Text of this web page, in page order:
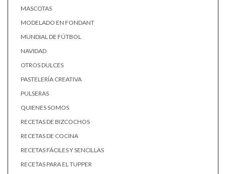
MASCOTAS
MODELADO EN FONDANT
MUNDIAL DE FÚTBOL
NAVIDAD
OTROS DULCES
PASTELERÍA CREATIVA
PULSERAS
QUIENES SOMOS
RECETAS DE BIZCOCHOS
RECETAS DE COCINA
RECETAS FÁCILES Y SENCILLAS
RECETAS PARA EL TUPPER